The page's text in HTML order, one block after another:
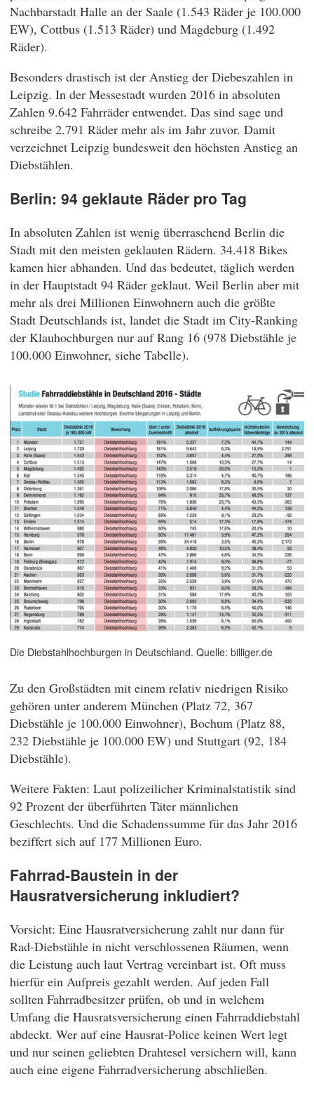
Nachbarstadt Halle an der Saale (1.543 Räder je 100.000
EW), Cottbus (1.513 Räder) und Magdeburg (1.492
Räder).
Besonders drastisch ist der Anstieg der Diebeszahlen in
Leipzig. In der Messestadt wurden 2016 in absoluten
Zahlen 9.642 Fahrräder entwendet. Das sind sage und
schreibe 2.791 Räder mehr als im Jahr zuvor. Damit
verzeichnet Leipzig bundesweit den höchsten Anstieg an
Diebstählen.
Berlin: 94 geklaute Räder pro Tag
In absoluten Zahlen ist wenig überraschend Berlin die
Stadt mit den meisten geklauten Rädern. 34.418 Bikes
kamen hier abhanden. Und das bedeutet, täglich werden
in der Hauptstadt 94 Räder geklaut. Weil Berlin aber mit
mehr als drei Millionen Einwohnern auch die größte
Stadt Deutschlands ist, landet die Stadt im City-Ranking
der Klauhochburgen nur auf Rang 16 (978 Diebstähle je
100.000 Einwohner, siehe Tabelle).
Die Diebstahlhochburgen in Deutschland. Quelle: billiger.de
Zu den Großstädten mit einem relativ niedrigen Risiko
gehören unter anderem München (Platz 72, 367
Diebstähle je 100.000 Einwohner), Bochum (Platz 88,
232 Diebstähle je 100.000 EW) und Stuttgart (92, 184
Diebstähle).
Weitere Fakten: Laut polizeilicher Kriminalstatistik sind
92 Prozent der überführten Täter männlichen
Geschlechts. Und die Schadenssumme für das Jahr 2016
beziffert sich auf 177 Millionen Euro.
Fahrrad-Baustein in der
Hausratversicherung inkludiert?
Vorsicht: Eine Hausratversicherung zahlt nur dann für
Rad-Diebstähle in nicht verschlossenen Räumen, wenn
die Leistung auch laut Vertrag vereinbart ist. Oft muss
hierfür ein Aufpreis gezahlt werden. Auf jeden Fall
sollten Fahrradbesitzer prüfen, ob und in welchem
Umfang die Hausratsversicherung einen Fahrraddiebstahl
abdeckt. Wer auf eine Hausrat-Police keinen Wert legt
und nur seinen geliebten Drahtesel versichern will, kann
auch eine eigene Fahrradversicherung abschließen.